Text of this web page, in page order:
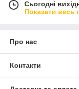
Сьогодні
Показати весь
Про нас
Контакти